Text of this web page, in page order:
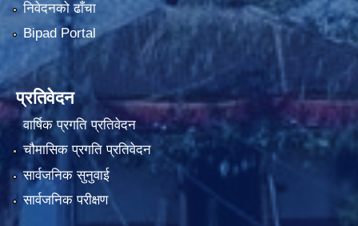
निवेदनको ढाँचा
Bipad Portal
प्रतिवेदन
वार्षिक प्रगति प्रतिवेदन
चौमासिक प्रगति प्रतिवेदन
सार्वजनिक सुनुवाई
सार्वजनिक परीक्षण